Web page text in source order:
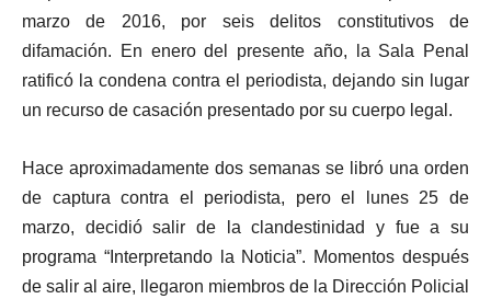
marzo de 2016, por seis delitos constitutivos de
difamación. En enero del presente año, la Sala Penal
ratificó la condena contra el periodista, dejando sin lugar
un recurso de casación presentado por su cuerpo legal.
Hace aproximadamente dos semanas se libró una orden
de captura contra el periodista, pero el lunes 25 de
marzo, decidió salir de la clandestinidad y fue a su
programa “Interpretando la Noticia”. Momentos después
de salir al aire, llegaron miembros de la Dirección Policial